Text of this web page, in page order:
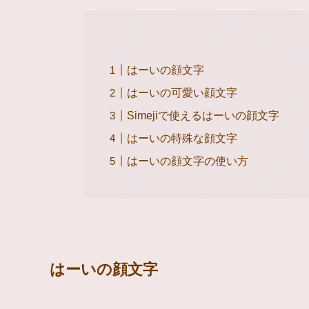
はーいの顔文字
はーいの可愛い顔文字
Simejiで使えるはーいの顔文字
はーいの特殊な顔文字
はーいの顔文字の使い方
はーいの顔文字